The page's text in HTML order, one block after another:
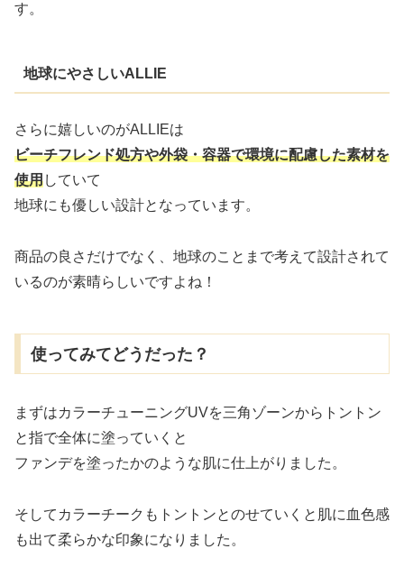
す。
地球にやさしいALLIE
さらに嬉しいのがALLIEは
ビーチフレンド処方や外袋・容器で環境に配慮した素材を
使用していて
地球にも優しい設計となっています。
商品の良さだけでなく、地球のことまで考えて設計されて
いるのが素晴らしいですよね！
使ってみてどうだった？
まずはカラーチューニングUVを三角ゾーンからトントン
と指で全体に塗っていくと
ファンデを塗ったかのような肌に仕上がりました。
そしてカラーチークもトントンとのせていくと肌に血色感
も出て柔らかな印象になりました。